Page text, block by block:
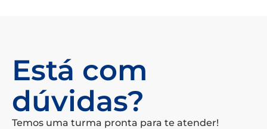
Está com
dúvidas?
Temos uma turma pronta para te atender!